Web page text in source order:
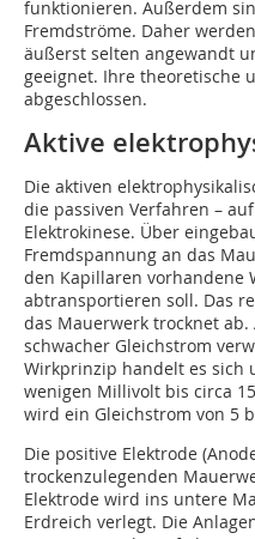
funktionieren. Außerdem
Fremdströme. Daher
äußerst selten angewandt
geeignet. Ihre theoretische
abgeschlossen.
Aktive
Die aktiven
die passiven Verfahren –
Elektrokinese. Über
Fremdspannung an das
den Kapillaren vorhandene
abtransportieren soll. Das
das Mauerwerk trocknet
schwacher Gleichstrom
Wirkprinzip handelt es sich
wenigen Millivolt bis circa
wird ein Gleichstrom von 5
Die positive Elektrode
trockenzulegenden
Elektrode wird ins untere
Erdreich verlegt. Die